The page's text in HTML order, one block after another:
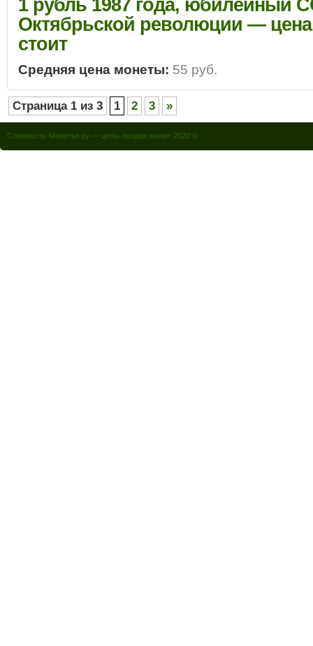
1 рубль 1987 года, юбилейный
Октябрьской революции —
стоит
Средняя цена монеты: 55 руб.
Страница 1 из 3 1 2 3 »
Стоимость-Монетки.ру — цены продаж монет 2020 ©